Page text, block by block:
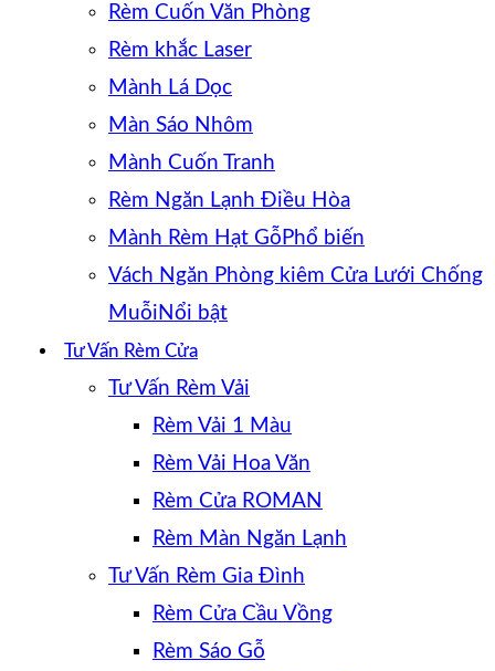
Rèm Cuốn Văn Phòng
Rèm khắc Laser
Mành Lá Dọc
Màn Sáo Nhôm
Mành Cuốn Tranh
Rèm Ngăn Lạnh Điều Hòa
Mành Rèm Hạt Gỗ
Vách Ngăn Phòng kiêm Cửa Lưới Chống
Muỗi
Tư Vấn Rèm Cửa
Tư Vấn Rèm Vải
Rèm Vải 1 Màu
Rèm Vải Hoa Văn
Rèm Cửa ROMAN
Rèm Màn Ngăn Lạnh
Tư Vấn Rèm Gia Đình
Rèm Cửa Cầu Vồng
Rèm Sáo Gỗ